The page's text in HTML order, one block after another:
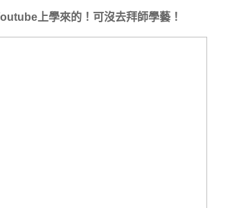
上學來的！可沒去拜師學藝！